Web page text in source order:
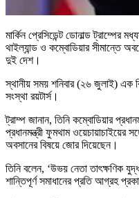
মার্কিন প্রেসিডেন্ট ডোনাল্ড ট্রাম্পের
থাইল্যান্ড ও কম্বোডিয়ার সীমান্তে
দুই দেশ।
স্থানীয় সময় শনিবার (২৬ জুলাই) এক
সংস্থা রয়টার্স।
ট্রাম্প জানান, তিনি কম্বোডিয়ার
প্রধানমন্ত্রী ফুমথাম ওয়েচায়াচাইয়ের
অবসানের বিষয়ে জোর দিয়েছেন।
তিনি বলেন, ‘উভয় নেতা তাৎক্ষণিক
শান্তিপূর্ণ সমাধানের প্রতি আগ্রহ